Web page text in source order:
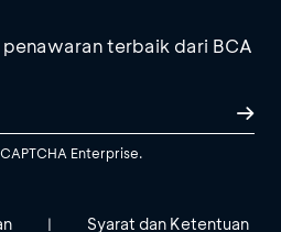
terbaik dari BCA
Enterprise.
| Syarat dan Ketentuan